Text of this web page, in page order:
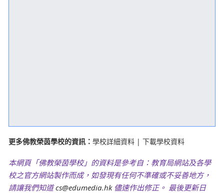
更多佛教榮茵學校的資訊： 學校詳細資料 | 下載學校資料
本網頁「佛教榮茵學校」的資料是參考自：教育局網站及各學
校之官方網站製作而成，如發現有任何不準確或不妥善地方，
請讓我們知道cs@edumedia.hk儘速作出修正。 最後更新日